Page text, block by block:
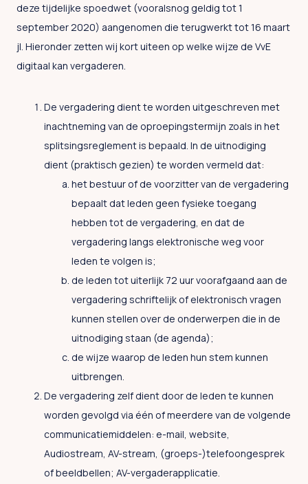
deze tijdelijke spoedwet (vooralsnog geldig tot 1
september 2020) aangenomen die terugwerkt tot 16 maart
jl. Hieronder zetten wij kort uiteen op welke wijze de VvE
digitaal kan vergaderen.
De vergadering dient te worden uitgeschreven met
inachtneming van de oproepingstermijn zoals in het
splitsingsreglement is bepaald. In de uitnodiging
dient (praktisch gezien) te worden vermeld dat:
het bestuur of de voorzitter van de vergadering
bepaalt dat leden geen fysieke toegang
hebben tot de vergadering, en dat de
vergadering langs elektronische weg voor
leden te volgen is;
de leden tot uiterlijk 72 uur voorafgaand aan de
vergadering schriftelijk of elektronisch vragen
kunnen stellen over de onderwerpen die in de
uitnodiging staan (de agenda);
de wijze waarop de leden hun stem kunnen
uitbrengen.
De vergadering zelf dient door de leden te kunnen
worden gevolgd via één of meerdere van de volgende
communicatiemiddelen: e-mail, website,
Audiostream, AV-stream, (groeps-)telefoongesprek
of beeldbellen; AV-vergaderapplicatie.